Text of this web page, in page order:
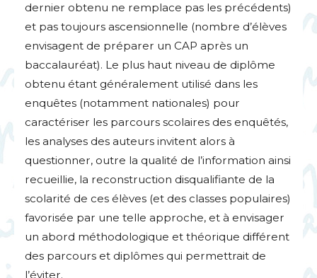
dernier obtenu ne remplace pas les précédents)
et pas toujours ascensionnelle (nombre d’élèves
envisagent de préparer un CAP après un
baccalauréat). Le plus haut niveau de diplôme
obtenu étant généralement utilisé dans les
enquêtes (notamment nationales) pour
caractériser les parcours scolaires des enquêtés,
les analyses des auteurs invitent alors à
questionner, outre la qualité de l’information ainsi
recueillie, la reconstruction disqualifiante de la
scolarité de ces élèves (et des classes populaires)
favorisée par une telle approche, et à envisager
un abord méthodologique et théorique différent
des parcours et diplômes qui permettrait de
l’éviter.